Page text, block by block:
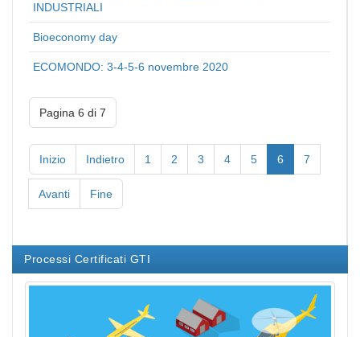
INDUSTRIALI
Bioeconomy day
ECOMONDO: 3-4-5-6 novembre 2020
Pagina 6 di 7
Inizio Indietro 1 2 3 4 5 6 7
Avanti Fine
Processi Certificati GTI